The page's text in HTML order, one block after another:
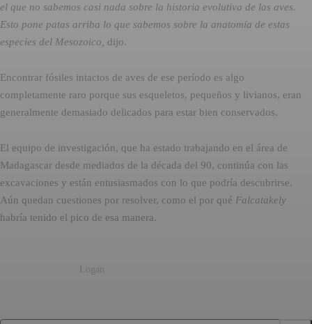
el que no sabemos casi nada sobre la historia evolutiva de las aves.
Esto pone patas arriba lo que sabemos sobre la anatomía de estas
especies del Mesozoico, dijo.
Encontrar fósiles intactos de aves de ese período es algo
completamente raro porque sus esqueletos, pequeños y livianos, eran
generalmente demasiado delicados para estar bien conservados.
El equipo de investigación, que ha estado trabajando en el área de
Madagascar desde mediados de la década del 90, continúa con las
excavaciones y están entusiasmados con lo que podría descubrirse.
Aún quedan cuestiones por resolver, como el por qué Falcatakely
habría tenido el pico de esa manera.
Logan